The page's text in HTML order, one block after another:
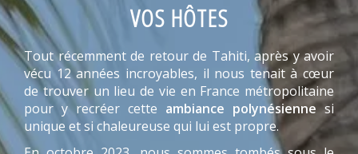
VOS HÔTES
Tout récemment de retour de Tahiti, après y avoir
vécu 12 années incroyables, il nous tenait à cœur
de trouver un lieu de vie en France métropolitaine
pour y recréer cette ambiance polynésiennesi
unique et si chaleureuse qui lui est propre.